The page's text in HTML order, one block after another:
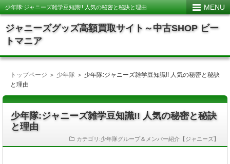
少年隊:ジャニーズ雑学豆知識!! 人気の秘密と秘訣と理由
ジャニーズグッズ高額買取サイト～中古SHOP ビー
トマニア
MENU
トップページ ＞ 少年隊 ＞ 少年隊:ジャニーズ雑学豆知識!! 人気の秘密と秘訣
と理由
少年隊:ジャニーズ雑学豆知識!! 人気の秘密と秘訣
と理由
カテゴリ:少年隊グループ＆メンバー紹介【ジャニーズ】